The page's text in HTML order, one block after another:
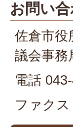
お問い
佐倉市役
議会事務
電話
ファク